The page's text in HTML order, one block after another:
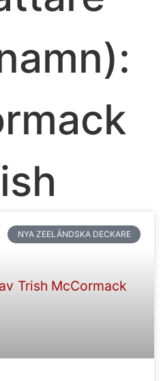
NYA ZEELÄNDSKA DECKARE